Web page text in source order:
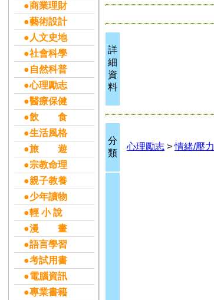
●商業理財
●藝術設計
●人文史地
●社會科學
●自然科普
●心理勵志
●醫療保健
●飲 食
●生活風格
●旅 遊
●宗教命理
●親子教養
●少年讀物
●輕 小 說
●漫 畫
●語言學習
●考試用書
●電腦資訊
●專業書籍
詳
細
資
料
分
類
心理勵志 >情緒/壓力